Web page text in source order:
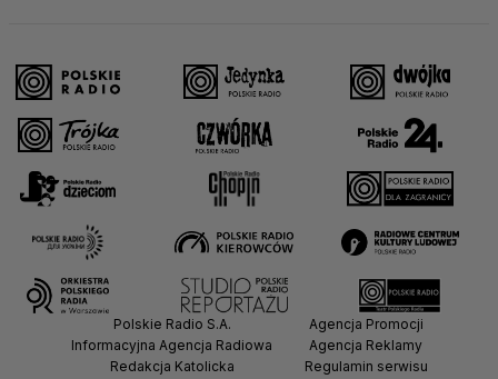
Polskie Radio S.A.
Informacyjna Agencja Radiowa
Redakcja Katolicka
Agencja Promocji
Agencja Reklamy
Regulamin serwisu